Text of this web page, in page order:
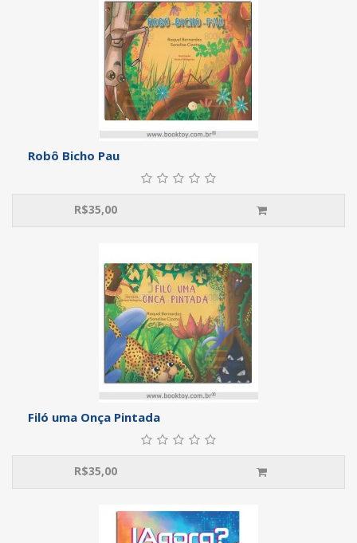
Robô Bicho Pau
R$35,00
Filó uma Onça Pintada
R$35,00